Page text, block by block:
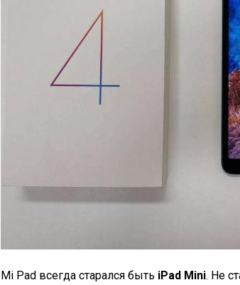
Mi Pad всегда старался быть iPad Mini. Не